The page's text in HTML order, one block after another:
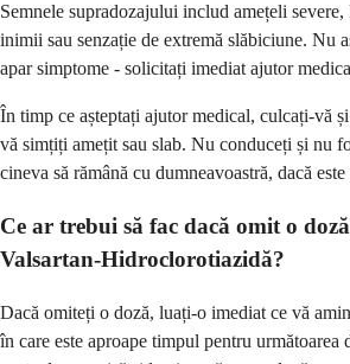
Semnele supradozajului includ amețeli
inimii sau senzație de extremă slăbiciune. Nu
apar simptome - solicitați imediat ajutor
În timp ce așteptați ajutor medical, culcați-vă
vă simțiți amețit sau slab. Nu conduceți și nu
cineva să rămână cu dumneavoastră, dacă
Ce ar trebui să fac dacă omit o
Valsartan-Hidroclorotiazidă?
Dacă omiteți o doză, luați-o imediat ce vă
în care este aproape timpul pentru următoarea